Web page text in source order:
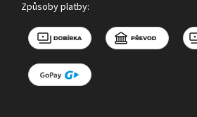
Způsoby platby: